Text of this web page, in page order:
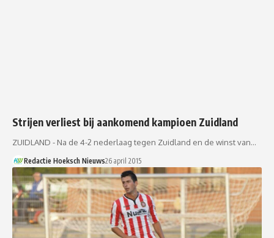
Strijen verliest bij aankomend kampioen Zuidland
ZUIDLAND - Na de 4-2 nederlaag tegen Zuidland en de winst van…
Redactie Hoeksch Nieuws26 april 2015